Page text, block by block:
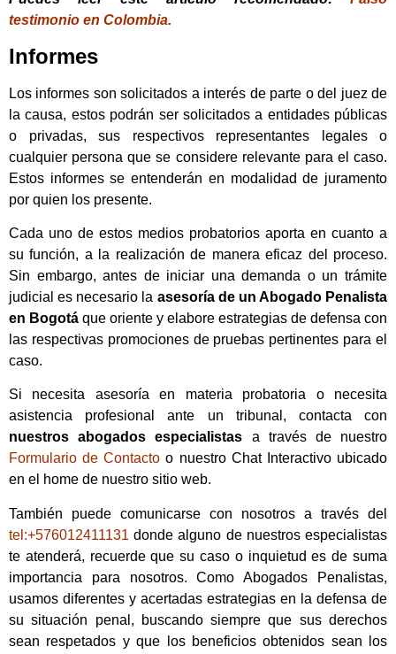
testimonio en Colombia.
Informes
Los informes son solicitados a interés de parte o del juez de
la causa, estos podrán ser solicitados a entidades públicas
o privadas, sus respectivos representantes legales o
cualquier persona que se considere relevante para el caso.
Estos informes se entenderán en modalidad de juramento
por quien los presente.
Cada uno de estos medios probatorios aporta en cuanto a
su función, a la realización de manera eficaz del proceso.
Sin embargo, antes de iniciar una demanda o un trámite
judicial es necesario la asesoría de un Abogado Penalista
en Bogotá que oriente y elabore estrategias de defensa con
las respectivas promociones de pruebas pertinentes para el
caso.
Si necesita asesoría en materia probatoria o necesita
asistencia profesional ante un tribunal, contacta con
nuestros abogados especialistas a través de nuestro
Formulario de Contacto o nuestro Chat Interactivo ubicado
en el home de nuestro sitio web.
También puede comunicarse con nosotros a través del
tel:+576012411131donde alguno de nuestros especialistas
te atenderá, recuerde que su caso o inquietud es de suma
importancia para nosotros. Como Abogados Penalistas,
usamos diferentes y acertadas estrategias en la defensa de
su situación penal, buscando siempre que sus derechos
sean respetados y que los beneficios obtenidos sean los